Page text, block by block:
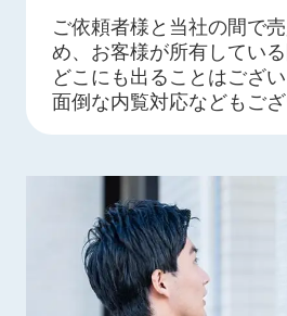
ご依頼者様と当社の間で
め、お客様が所有してい
どこにも出ることはござい
面倒な内覧対応などもござ